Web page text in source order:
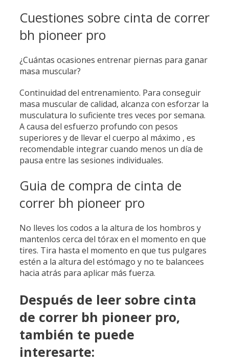
Cuestiones sobre cinta de correr
bh pioneer pro
¿Cuántas ocasiones entrenar piernas para ganar
masa muscular?
Continuidad del entrenamiento. Para conseguir
masa muscular de calidad, alcanza con esforzar la
musculatura lo suficiente tres veces por semana.
A causa del esfuerzo profundo con pesos
superiores y de llevar el cuerpo al máximo , es
recomendable integrar cuando menos un día de
pausa entre las sesiones individuales.
Guia de compra de cinta de
correr bh pioneer pro
No lleves los codos a la altura de los hombros y
mantenlos cerca del tórax en el momento en que
tires. Tira hasta el momento en que tus pulgares
estén a la altura del estómago y no te balancees
hacia atrás para aplicar más fuerza.
Después de leer sobre cinta
de correr bh pioneer pro,
también te puede
interesarte: